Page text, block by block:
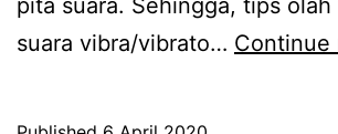
pita suara. Sehingga, tips
suara vibra/vibrato… Continue